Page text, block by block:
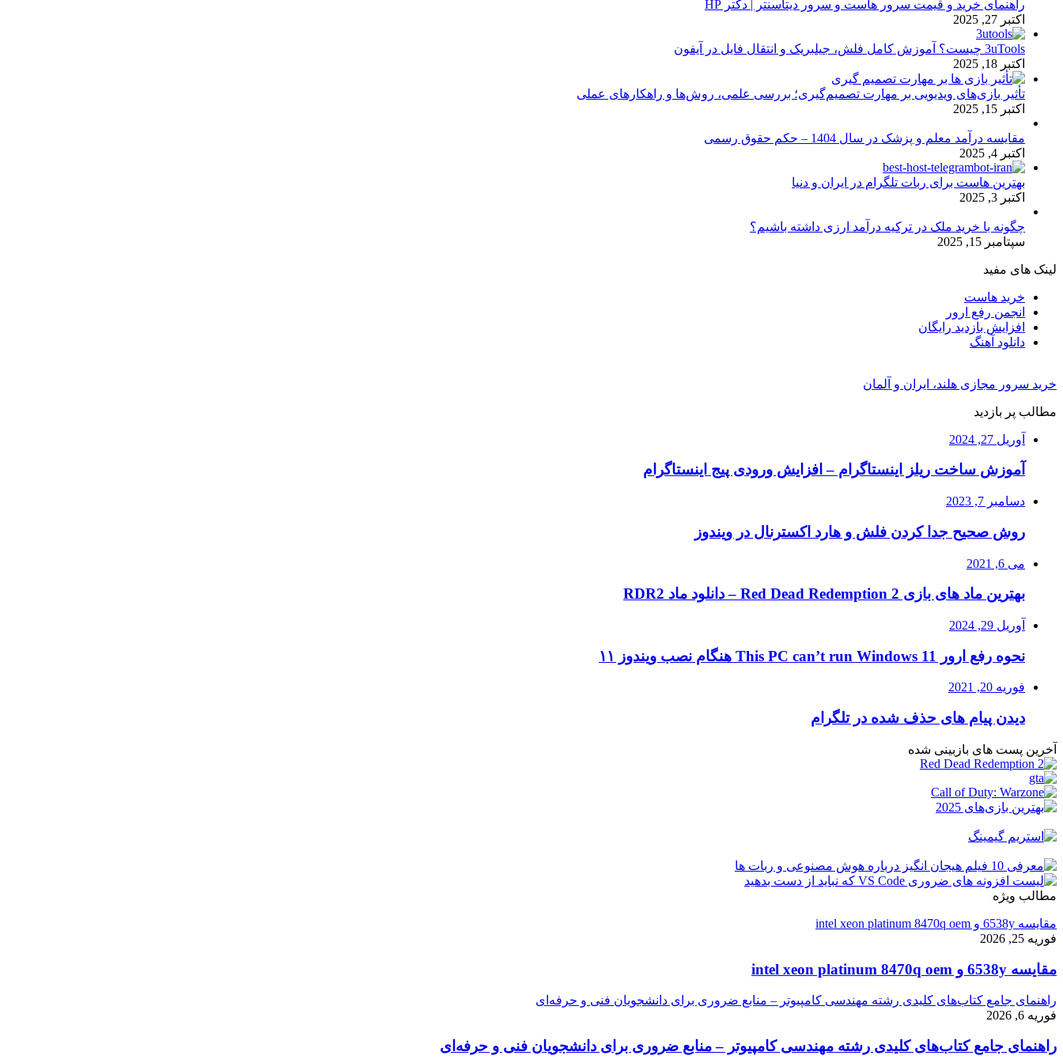
راهنمای خرید و قیمت سرور هاست و سرور دیتاسنتر | دکتر HP
اکتبر 27, 2025
3uTools چیست؟ آموزش کامل فلش، جیلبریک و انتقال فایل در آیفون
اکتبر 18, 2025
تأثیر بازی‌های ویدیویی بر مهارت تصمیم‌گیری؛ بررسی علمی، روش‌ها و راهکارهای عملی
اکتبر 15, 2025
مقایسه درآمد معلم و پزشک در سال 1404 – حکم حقوق رسمی
اکتبر 4, 2025
بهترین هاست برای ربات تلگرام در ایران و دنیا
اکتبر 3, 2025
چگونه با خرید ملک در ترکیه درآمد ارزی داشته باشیم؟
سپتامبر 15, 2025
لینک های مفید
خرید هاست
انجمن رفع ارور
افزایش بازدید رایگان
دانلود آهنگ
خرید سرور مجازی هلند، ایران و آلمان
مطالب پر بازدید
آوریل 27, 2024
آموزش ساخت ریلز اینستاگرام – افزایش ورودی پیج اینستاگرام
دسامبر 7, 2023
روش صحیح جدا کردن فلش و هارد اکسترنال در ویندوز
می 6, 2021
بهترین ماد های بازی Red Dead Redemption 2 – دانلود ماد RDR2
آوریل 29, 2024
نحوه رفع ارور This PC can’t run Windows 11 هنگام نصب ویندوز ۱۱
فوریه 20, 2021
دیدن پیام های حذف شده در تلگرام
آخرین پست های بازبینی شده
مطالب ویژه
مقایسه 6538y و intel xeon platinum 8470q oem
فوریه 25, 2026
مقایسه 6538y و intel xeon platinum 8470q oem
راهنمای جامع کتاب‌های کلیدی رشته مهندسی کامپیوتر – منابع ضروری برای دانشجویان فنی و حرفه‌ای
فوریه 6, 2026
راهنمای جامع کتاب‌های کلیدی رشته مهندسی کامپیوتر – منابع ضروری برای دانشجویان فنی و حرفه‌ای